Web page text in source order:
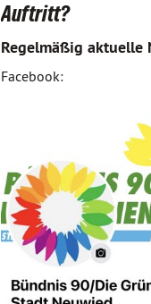
Auftritt?
Regelmäßig aktuelle
Facebook: